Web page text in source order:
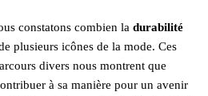
constatons combien la durabilité
plusieurs icônes de la mode. Ces
divers nous montrent que
à sa manière pour un avenir